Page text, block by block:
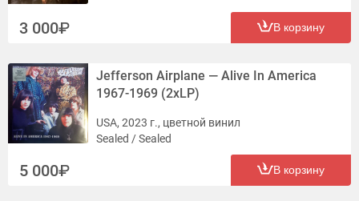
3 000 В корзину
Jefferson Airplane — Alive In America
1967-1969 (2xLP)
USA, 2023 г., цветной винил
Sealed / Sealed
5 000 В корзину